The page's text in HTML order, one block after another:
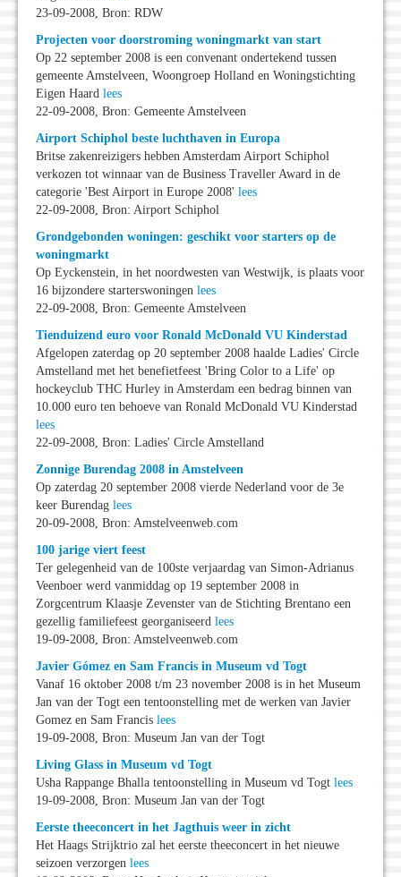
23-09-2008, Bron: RDW
Projecten voor doorstroming woningmarkt van start
Op 22 september 2008 is een convenant ondertekend tussen
gemeente Amstelveen, Woongroep Holland en Woningstichting
Eigen Haard lees
22-09-2008, Bron: Gemeente Amstelveen
Airport Schiphol beste luchthaven in Europa
Britse zakenreizigers hebben Amsterdam Airport Schiphol
verkozen tot winnaar van de Business Traveller Award in de
categorie 'Best Airport in Europe 2008' lees
22-09-2008, Bron: Airport Schiphol
Grondgebonden woningen: geschikt voor starters op de
woningmarkt
Op Eyckenstein, in het noordwesten van Westwijk, is plaats voor
16 bijzondere starterswoningen lees
22-09-2008, Bron: Gemeente Amstelveen
Tienduizend euro voor Ronald McDonald VU Kinderstad
Afgelopen zaterdag op 20 september 2008 haalde Ladies' Circle
Amstelland met het benefietfeest 'Bring Color to a Life' op
hockeyclub THC Hurley in Amsterdam een bedrag binnen van
10.000 euro ten behoeve van Ronald McDonald VU Kinderstad
lees
22-09-2008, Bron: Ladies' Circle Amstelland
Zonnige Burendag 2008 in Amstelveen
Op zaterdag 20 september 2008 vierde Nederland voor de 3e
keer Burendag lees
20-09-2008, Bron: Amstelveenweb.com
100 jarige viert feest
Ter gelegenheid van de 100ste verjaardag van Simon-Adrianus
Veenboer werd vanmiddag op 19 september 2008 in
Zorgcentrum Klaasje Zevenster van de Stichting Brentano een
gezellig familiefeest georganiseerd lees
19-09-2008, Bron: Amstelveenweb.com
Javier Gómez en Sam Francis in Museum vd Togt
Vanaf 16 oktober 2008 t/m 23 november 2008 is in het Museum
Jan van der Togt een tentoonstelling met de werken van Javier
Gomez en Sam Francis lees
19-09-2008, Bron: Museum Jan van der Togt
Living Glass in Museum vd Togt
Usha Rappange Bhalla tentoonstelling in Museum vd Togt lees
19-09-2008, Bron: Museum Jan van der Togt
Eerste theeconcert in het Jagthuis weer in zicht
Het Haags Strijktrio zal het eerste theeconcert in het nieuwe
seizoen verzorgen lees